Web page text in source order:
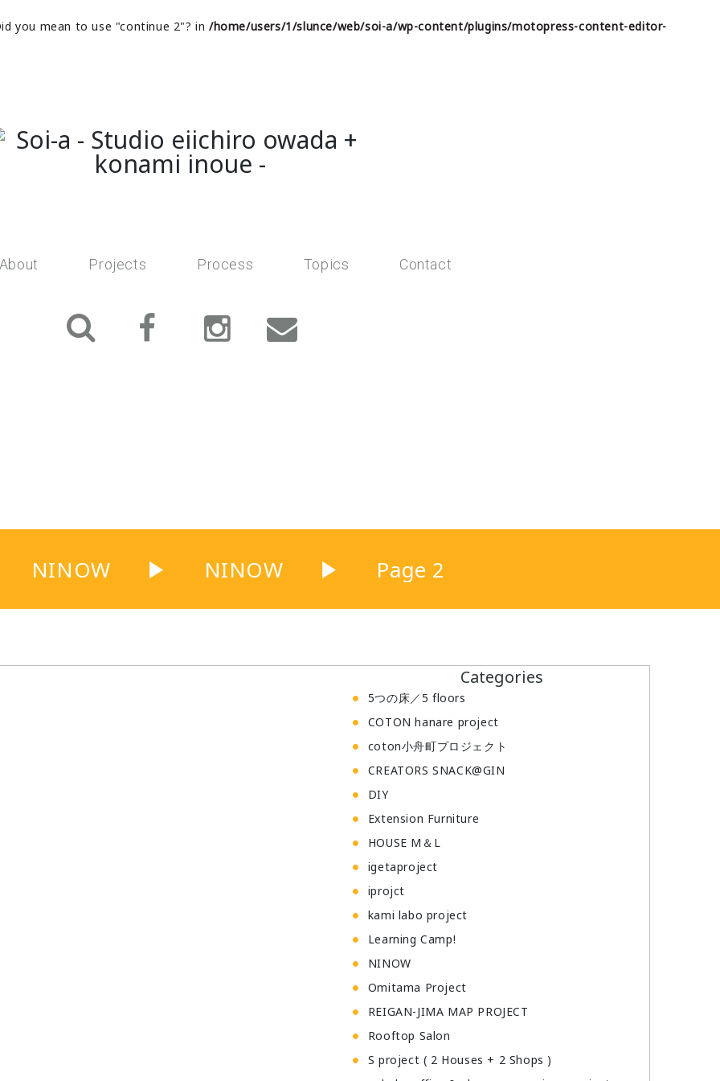
you mean to use "continue 2"? in/home/users/1/slunce/web/soi-a/wp-content/plugins/motopress-content-editor-
Projects Process Topics Contact
NINOW ▶ NINOW ▶ Page 2
Categories
5つの床／5 floors
COTON hanare project
coton小舟町プロジェクト
CREATORS SNACK@GIN
DIY
Extension Furniture
HOUSE M＆L
igetaproject
iprojct
kami labo project
Learning Camp!
NINOW
Omitama Project
REIGAN-JIMA MAP PROJECT
Rooftop Salon
S project ( 2 Houses + 2 Shops )